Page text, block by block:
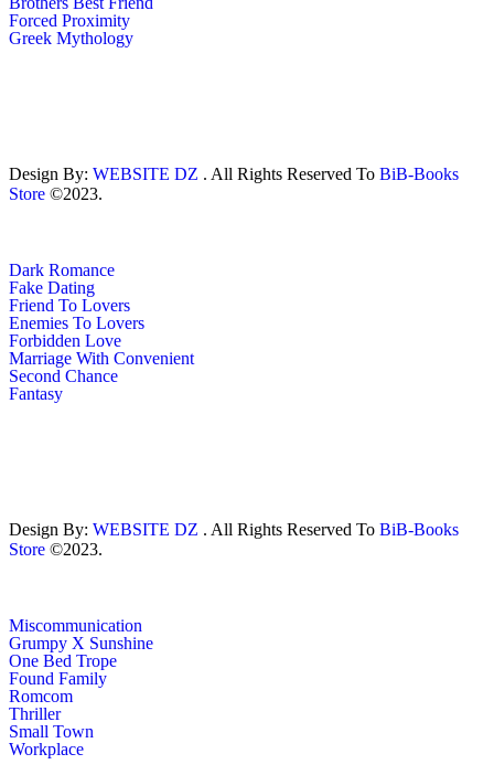
Forced Proximity
Greek Mythology
Design By: WEBSITE DZ . All Rights Reserved To BiB-Books
Store ©2023.
Dark Romance
Fake Dating
Friend To Lovers
Enemies To Lovers
Forbidden Love
Marriage With Convenient
Second Chance
Fantasy
Design By: WEBSITE DZ . All Rights Reserved To BiB-Books
Store ©2023.
Miscommunication
Grumpy X Sunshine
One Bed Trope
Found Family
Romcom
Thriller
Small Town
Workplace